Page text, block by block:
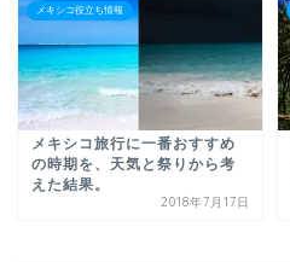
メキシコ役立ち情報
メキシコ旅行に一番おすすめ
の時期を、天気と祭りから考
えた結果。
2018年7月17日